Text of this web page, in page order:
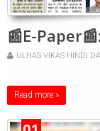
📰E-
ULHAS VIKAS HINDI
Read more »